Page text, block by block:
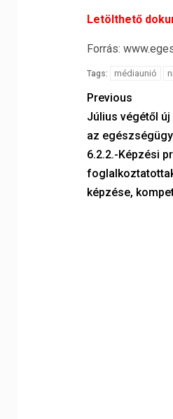
Letölthető
Forrás:
Tags: médiaunió
Previous
Július végétől
az
6.2.2.-Képzési
képzése,